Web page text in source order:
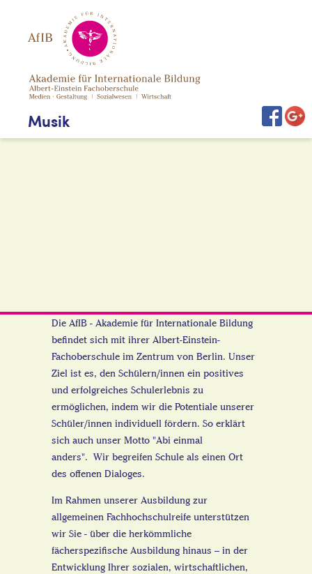
Musik
Die AfIB - Akademie für Internationale Bildung
befindet sich mit ihrer Albert-Einstein-
Fachoberschule im Zentrum von Berlin. Unser
Ziel ist es, den Schülern/innen ein positives
und erfolgreiches Schulerlebnis zu
ermöglichen, indem wir die Potentiale unserer
Schüler/innen individuell fördern. So erklärt
sich auch unser Motto "Abi einmal
anders". Wir begreifen Schule als einen Ort
des offenen Dialoges.
Im Rahmen unserer Ausbildung zur
allgemeinen Fachhochschulreife unterstützen
wir Sie - über die herkömmliche
fächerspezifische Ausbildung hinaus – in der
Entwicklung Ihrer sozialen, wirtschaftlichen,